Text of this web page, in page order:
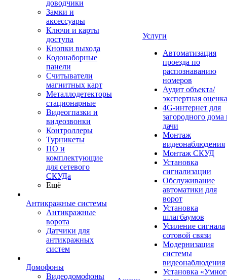
доводчики
Замки и
аксессуары
Ключи и карты
доступа
Кнопки выхода
Кодонаборные
панели
Считыватели
магнитных карт
Металлодетекторы
стационарные
Видеогпазки и
видеозвонки
Контроллеры
Турникеты
ПО и
комплектующие
для сетевого
СКУДа
Ещё
Антикражные системы
Антикражные
ворота
Датчики для
антикражных
систем
Домофоны
Видеодомофоны
Услуги
Автоматизация
проезда по
распознаванию
номеров
Аудит объекта/
экспертная оценка
4G-интернет для
загородного дома
дачи
Монтаж
видеонаблюдения
Монтаж СКУД
Установка
сигнализации
Обслуживание
автоматики для
ворот
Установка
шлагбаумов
Усиление сигнала
сотовой связи
Модернизация
системы
видеонаблюдения
Установка